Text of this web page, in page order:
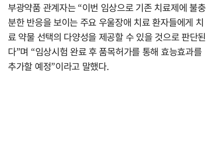
부광약품 관계자는 “이번 임상으로 기존 치료제에 불충
분한 반응을 보이는 주요 우울장애 치료 환자들에게 치
료 약물 선택의 다양성을 제공할 수 있을 것으로 판단된
다”며 “임상시험 완료 후 품목허가를 통해 효능효과를
추가할 예정”이라고 말했다.